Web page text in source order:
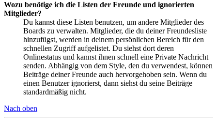
Wozu benötige ich die Listen der Freunde und ignorierten
Mitglieder?
Du kannst diese Listen benutzen, um andere Mitglieder des
Boards zu verwalten. Mitglieder, die du deiner Freundesliste
hinzufügst, werden in deinem persönlichen Bereich für den
schnellen Zugriff aufgelistet. Du siehst dort deren
Onlinestatus und kannst ihnen schnell eine Private Nachricht
senden. Abhängig von dem Style, den du verwendest, können
Beiträge deiner Freunde auch hervorgehoben sein. Wenn du
einen Benutzer ignorierst, dann siehst du seine Beiträge
standardmäßig nicht.
Nach oben